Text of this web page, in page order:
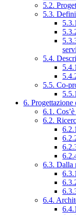
5.2.
5.3.
5.4.
5.5. Co-
6. Progettazione
6.1.
6.2.
6.3. Dalla
6.4.